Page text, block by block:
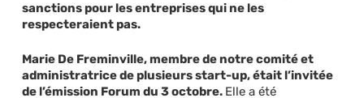
sanctions pour les entreprises qui ne les
respecteraient pas.
Marie De Freminville, membre de notre comité et
administratrice de plusieurs start-up, était l’invitée
de l’émission Forum du 3 octobre. Elle a été